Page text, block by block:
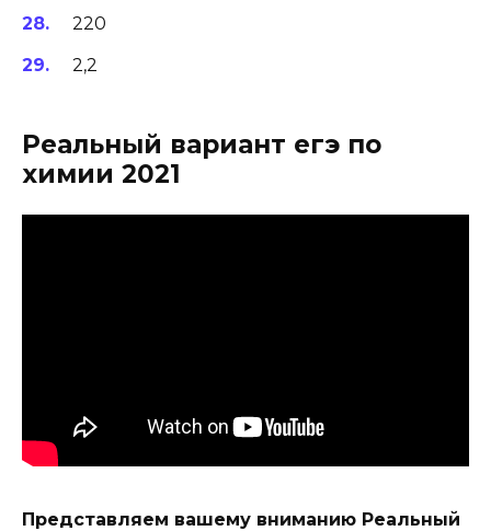
220
2,2
Реальный вариант егэ по
химии 2021
Представляем вашему вниманию Реальный